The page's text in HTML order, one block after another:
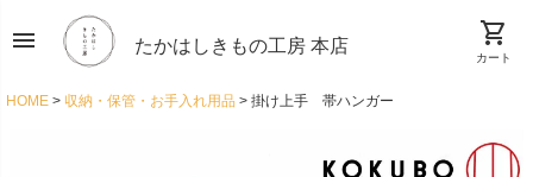
menu たかはしきもの工房 本店 shopping_cart
カート
HOME 収納・保管・お手入れ用品 掛け上手 帯ハンガー